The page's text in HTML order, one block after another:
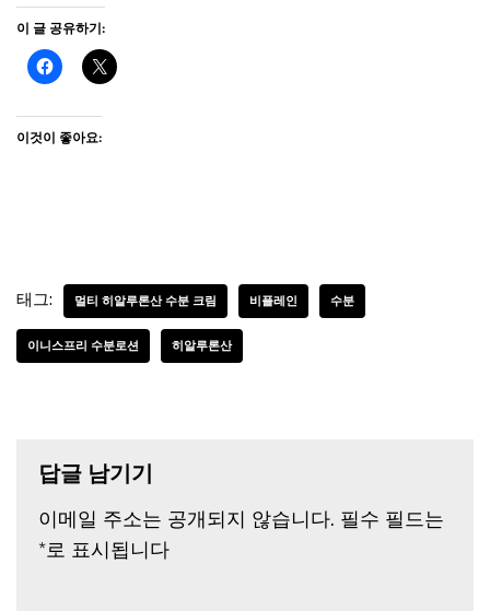
이 글 공유하기:
이것이 좋아요:
태그: 멀티 히알루론산 수분 크림 비플레인 수분
이니스프리 수분로션 히알루론산
답글 남기기
이메일 주소는 공개되지 않습니다. 필수 필드는
*로 표시됩니다